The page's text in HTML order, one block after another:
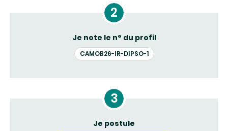
Je note le n° du profil
CAMOB26-IR-DIPSO-1
Je postule